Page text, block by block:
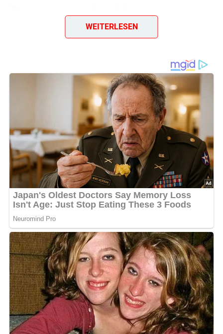
Bratwurst im Netz
Diese Zutaten brauchen wir…
800 g Schweinekamm und -bauch
20 g Fett
20 g Salz
etwas Paprika
1,5 g gemahlener Pfeffer
0,5 g Piment (Nelkenpfeffer)
300 g Schweinenetz
1 Semmel
0,2 Liter Milch
1 —2 Zehen Knoblauch
Lob, Kritik, Fragen oder Anregungen zum Rezept?
Dann hinterlasse doch bitte einen Kommentar am
Ende dieser Seite & auch eine Bewertung!
Und so wird es gemacht…
WEITERLESEN